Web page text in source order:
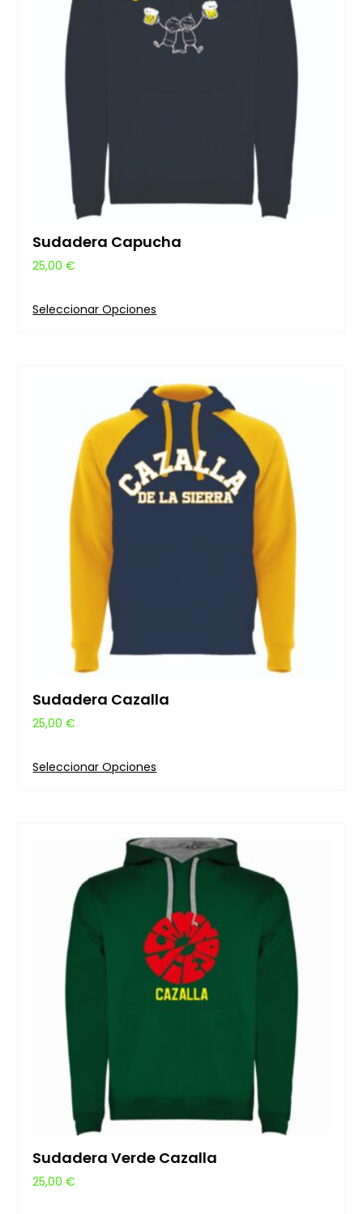
Sudadera Capucha
25,00€
Seleccionar Opciones
Sudadera Cazalla
25,00€
Seleccionar Opciones
Sudadera Verde Cazalla
25,00€